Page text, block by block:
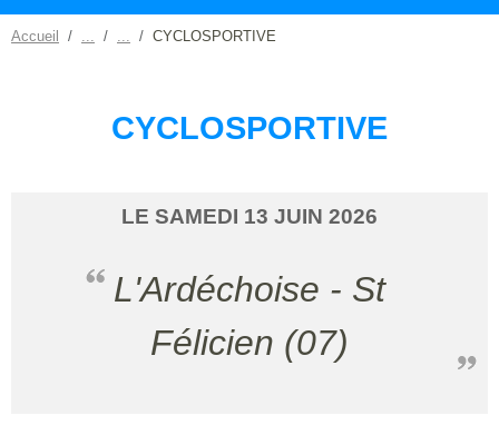
Accueil CYCLOSPORTIVE
CYCLOSPORTIVE
LE SAMEDI 13 JUIN 2026
L'Ardéchoise - St
Félicien (07)